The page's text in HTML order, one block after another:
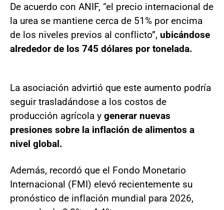
De acuerdo con ANIF, “el precio internacional de
la urea se mantiene cerca de 51% por encima
de los niveles previos al conflicto”, ubicándose
alrededor de los 745 dólares por tonelada.
La asociación advirtió que este aumento podría
seguir trasladándose a los costos de
producción agrícola y generar nuevas
presiones sobre la inflación de alimentos a
nivel global.
Además, recordó que el Fondo Monetario
Internacional (FMI) elevó recientemente su
pronóstico de inflación mundial para 2026,